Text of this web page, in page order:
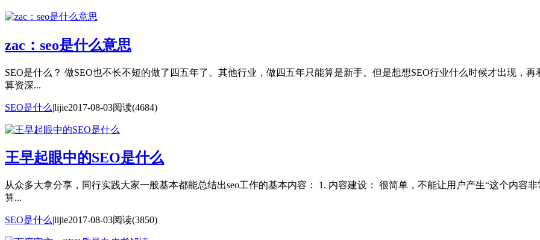
zac：seo是什么意思
SEO是什么？ 做SEO也不长不短的做了四五年了。其他行业，做四五年只能算是新手。但是想想SEO行业什么时候才出现，
算资深...
SEO是什么|lijie2017-08-03阅读(4684)
王早起眼中的SEO是什么
从众多大拿分享，同行实践大家一般基本都能总结出seo工作的基本内容： 1. 内容建设： 很简单，不能让用户产生“这个内容
算...
SEO是什么|lijie2017-08-03阅读(3850)